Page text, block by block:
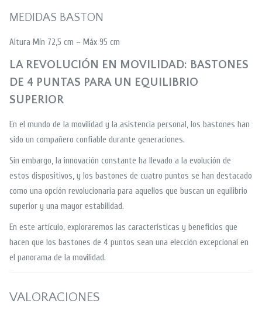
MEDIDAS BASTON
Altura Mín 72,5 cm – Máx 95 cm
LA REVOLUCIÓN EN MOVILIDAD: BASTONES
DE 4 PUNTAS PARA UN EQUILIBRIO
SUPERIOR
En el mundo de la movilidad y la asistencia personal, los bastones han
sido un compañero confiable durante generaciones.
Sin embargo, la innovación constante ha llevado a la evolución de
estos dispositivos, y los bastones de cuatro puntos se han destacado
como una opción revolucionaria para aquellos que buscan un equilibrio
superior y una mayor estabilidad.
En este artículo, exploraremos las características y beneficios que
hacen que los bastones de 4 puntos sean una elección excepcional en
el panorama de la movilidad.
VALORACIONES